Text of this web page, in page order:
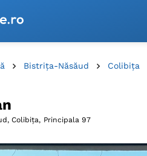
Bistrița-Năsăud Colibiţa
Colibiţa, Principala 97